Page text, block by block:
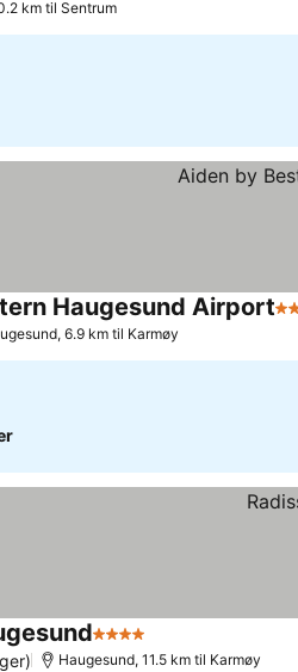
km til Sentrum
Haugesund Airport4
6.9 km til Karmøy
4 Stjerner
Haugesund, 11.5 km til Karmøy